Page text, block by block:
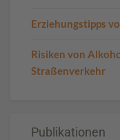
Erziehungstipps
Risiken von
Straßenverkehr
Publikationen